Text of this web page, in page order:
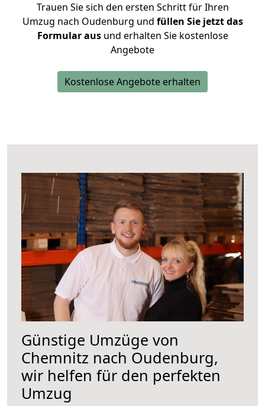
Trauen Sie sich den ersten Schritt für Ihren
Umzug nach Oudenburg und füllen Sie jetzt das
Formular ausund erhalten Sie kostenlose
Angebote
Kostenlose Angebote erhalten
Günstige Umzüge von
Chemnitz nach Oudenburg,
wir helfen für den perfekten
Umzug